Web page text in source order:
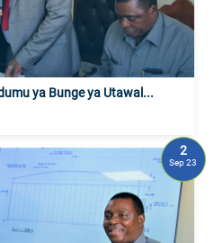
ya Bunge ya Utawal...
2
Sep 23